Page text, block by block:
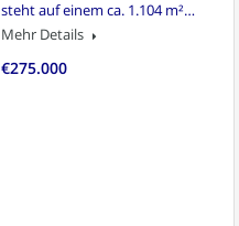
steht auf einem ca. 1.104 m²…
Mehr Details
€275.000